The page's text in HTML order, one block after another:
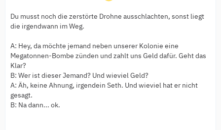
Du musst noch die zerstörte Drohne ausschlachten, sonst liegt
die irgendwann im Weg.
A: Hey, da möchte jemand neben unserer Kolonie eine
Megatonnen-Bombe zünden und zahlt uns Geld dafür. Geht das
Klar?
B: Wer ist dieser Jemand? Und wieviel Geld?
A: Äh, keine Ahnung, irgendein Seth. Und wieviel hat er nicht
gesagt.
B: Na dann... ok.